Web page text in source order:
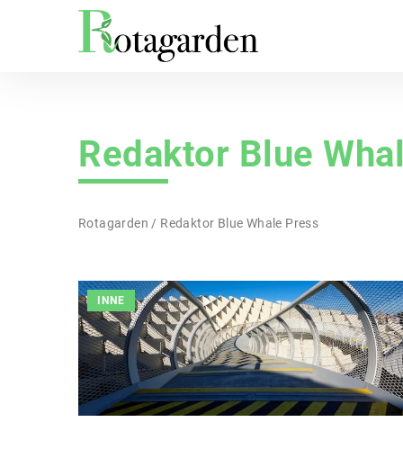
Redaktor Blue
Rotagarden / Redaktor Blue Whale Press
INNE
W OGRODZIE